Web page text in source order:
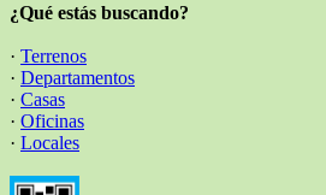
¿Qué estás buscando?
· Terrenos
· Departamentos
· Casas
· Oficinas
· Locales